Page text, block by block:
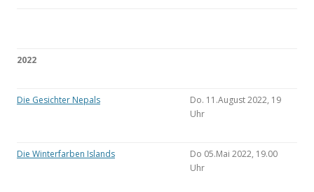
2022
Die Gesichter Nepals
Do. 11.August 2022, 19
Uhr
Die Winterfarben Islands
Do 05.Mai 2022, 19.00
Uhr